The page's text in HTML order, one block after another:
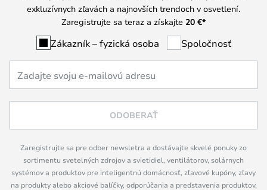
exkluzívnych zľavách a najnovších trendoch v osvetlení.
Zaregistrujte sa teraz a získajte 20 €*
Zákazník – fyzická osoba Spoločnosť
ODOBERAŤ
Zaregistrujte sa pre odber newsletra a dostávajte skvelé ponuky zo
sortimentu svetelných zdrojov a svietidiel, ventilátorov, solárnych
systémov a produktov pre inteligentnú domácnosť, zľavové kupóny, zľavy
na produkty alebo akciové balíčky, odporúčania a predstavenia produktov,